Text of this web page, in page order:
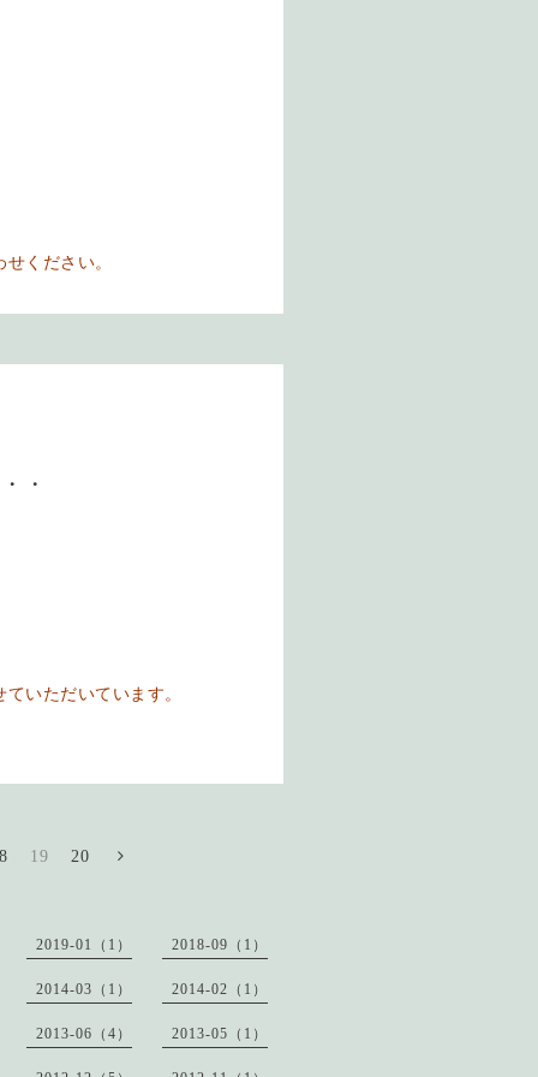
ください。
・
ていただいています。
19 20
2019-01（1） 2018-09（1）
2014-03（1） 2014-02（1）
2013-06（4） 2013-05（1）